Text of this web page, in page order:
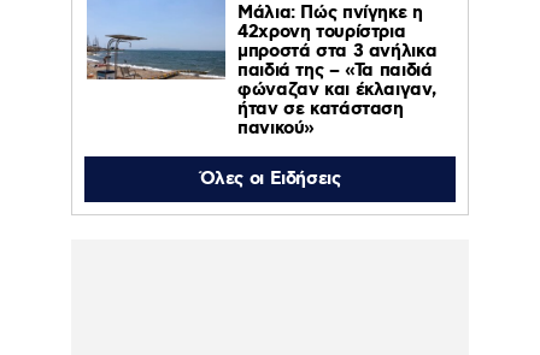
Μάλια: Πώς πνίγηκε η
42χρονη τουρίστρια
μπροστά στα 3 ανήλικα
παιδιά της – «Τα παιδιά
φώναζαν και έκλαιγαν,
ήταν σε κατάσταση
πανικού»
06.08.2026 | 23:39
ΠΑΟΚ – Αντερλεχτ 0-1: Όλα στραβά και
δύσκολα! Στο Βέλγιο η ρεβάνς για τους
Όλες οι Ειδήσεις